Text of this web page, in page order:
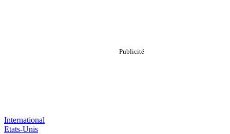
International
Etats-Unis